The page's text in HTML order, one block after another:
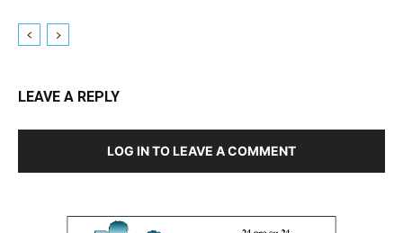
LEAVE A REPLY
LOG IN TO LEAVE A COMMENT